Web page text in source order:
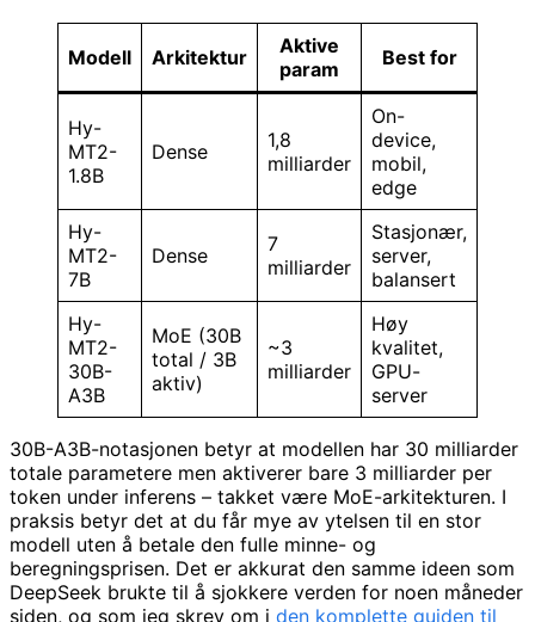
Modell Arkitektur
Aktive
param
Best for
Hy-
MT2-
1.8B
Dense
1,8
milliarder
On-
device,
mobil,
edge
Hy-
MT2-
7B
Dense
7
milliarder
Stasjonær,
server,
balansert
Hy-
MT2-
30B-
A3B
MoE (30B
total / 3B
aktiv)
~3
milliarder
Høy
kvalitet,
GPU-
server
30B-A3B-notasjonen betyr at modellen har 30 milliarder
totale parametere men aktiverer bare 3 milliarder per
token under inferens – takket være MoE-arkitekturen. I
praksis betyr det at du får mye av ytelsen til en stor
modell uten å betale den fulle minne- og
beregningsprisen. Det er akkurat den samme ideen som
DeepSeek brukte til å sjokkere verden for noen måneder
siden, og som jeg skrev om i den komplette guiden til